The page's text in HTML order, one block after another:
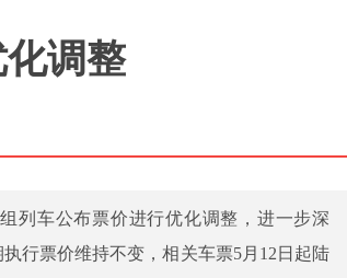
调整
列车公布票价进行优化调整，进一步深
行票价维持不变，相关车票5月12日起陆